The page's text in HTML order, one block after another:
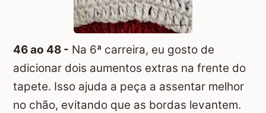
46 ao 48 - Na 6ª carreira, eu gosto de
adicionar dois aumentos extras na frente do
tapete. Isso ajuda a peça a assentar melhor
no chão, evitando que as bordas levantem.